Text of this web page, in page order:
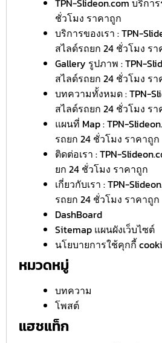
ชั่วโมง ราคาถูก
บริการของเรา : TPN-
สไลด์รถยก 24 ชั่วโมง ร
Gallery รูปภาพ : TPN-
สไลด์รถยก 24 ชั่วโมง ร
บทความทั้งหมด : TPN-
สไลด์รถยก 24 ชั่วโมง ร
แผนที่ Map : TPN-
รถยก 24 ชั่วโมง ราคาถูก
ติดต่อเรา : TPN-
ยก 24 ชั่วโมง ราคาถูก
เกี่ยวกับเรา : TPN-
รถยก 24 ชั่วโมง ราคาถูก
DashBoard
Sitemap แผนผังเว็บไซต์
นโยบายการใช้คุกกี้
หมวดหมู่
บทความ
โพสต์
แฮชแท็ก